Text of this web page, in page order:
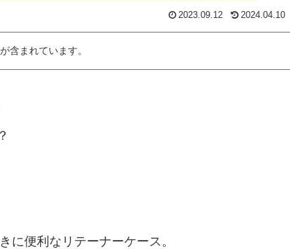
2023.09.12 2024.04.10
含まれています。
に便利なリテーナーケース。